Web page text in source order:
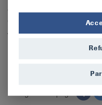
et couronné de succès,
dans l’engagement au
Je suis persuadée que la
rôle important en tant